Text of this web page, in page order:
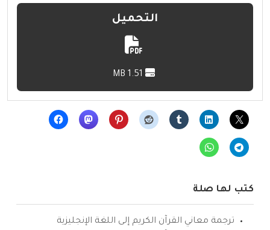
التحميل
كتب لها صلة
ترجمة معاني القرآن الكريم إلى اللغة الإنجليزية